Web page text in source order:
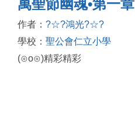
萬聖節幽魂•第一章
作者： ?☆?鴻光?☆?
學校： 聖公會仁立小學
(⊙o⊙)精彩精彩